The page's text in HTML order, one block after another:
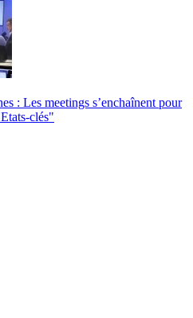
: Les meetings s’enchaînent pour
clés"